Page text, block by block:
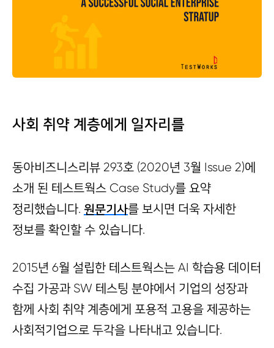
사회 취약 계층에게 일자리를
동아비즈니스리뷰 293호 (2020년 3월 Issue 2)에
소개 된 테스트웍스 Case Study를 요약
정리했습니다. 원문기사를 보시면 더욱 자세한
정보를 확인할 수 있습니다.
2015년 6월 설립한 테스트웍스는 AI 학습용 데이터
수집 가공과 SW 테스팅 분야에서 기업의 성장과
함께 사회 취약 계층에게 포용적 고용을 제공하는
사회적기업으로 두각을 나타내고 있습니다.